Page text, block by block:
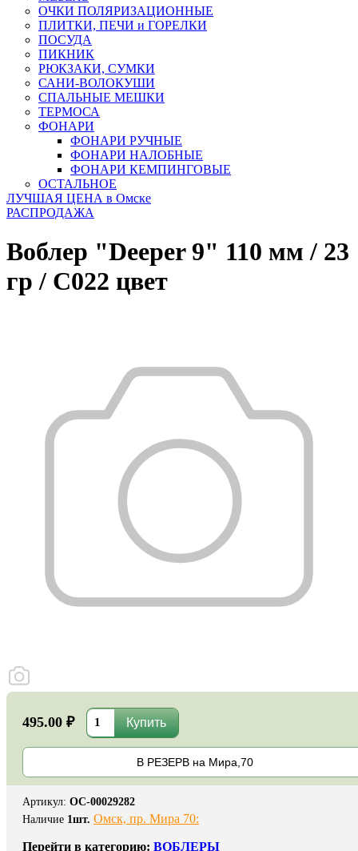
ОЧКИ ПОЛЯРИЗАЦИОННЫЕ
ПЛИТКИ, ПЕЧИ и ГОРЕЛКИ
ПОСУДА
ПИКНИК
РЮКЗАКИ, СУМКИ
САНИ-ВОЛОКУШИ
СПАЛЬНЫЕ МЕШКИ
ТЕРМОСА
ФОНАРИ
ФОНАРИ РУЧНЫЕ
ФОНАРИ НАЛОБНЫЕ
ФОНАРИ КЕМПИНГОВЫЕ
ОСТАЛЬНОЕ
ЛУЧШАЯ ЦЕНА в Омске
РАСПРОДАЖА
Воблер "Deeper 9" 110 мм / 23
гр / C022 цвет
495.00 ₽
В РЕЗЕРВ на Мира,70
Артикул: ОС-00029282
Наличие 1 шт. Омск, пр. Мира 70:
Перейти в категорию: ВОБЛЕРЫ